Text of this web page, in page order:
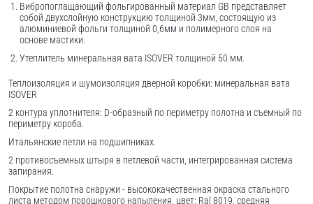
Вибропоглащающий фольгированный материал GB представляет
собой двухслойную конструкцию толщиной 3мм, состоящую из
алюминиевой фольги толщиной 0,6мм и полимерного слоя на
основе мастики.
Утеплитель минеральная вата ISOVER толщиной 50 мм.
Теплоизоляция и шумоизоляция дверной коробки: минеральная вата
ISOVER
2 контура уплотнителя: D-образный по периметру полотна и съемный по
периметру короба.
Итальянские петли на подшипниках.
2 противосъемных штыря в петлевой части, интегрированная система
запирания.
Покрытие полотна снаружи - высококачественная окраска стального
листа методом порошкового напыления, цвет: Ral 8019, средняя